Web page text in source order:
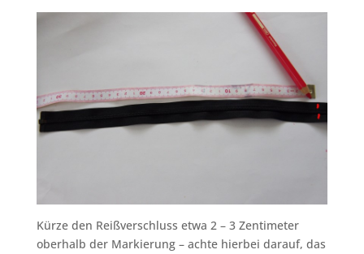
Kürze den Reißverschluss etwa 2 – 3 Zentimeter
oberhalb der Markierung – achte hierbei darauf, das